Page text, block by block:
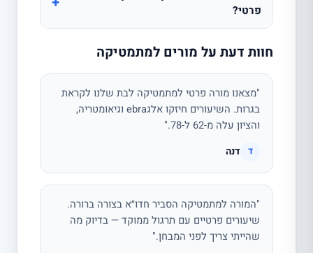
פרטי?
חוות דעת על מורים למתמטיקה
"מצאנו מורה פרטי למתמטיקה לבת שלנו לקראת
בגרות. השיעורים חיזקו אלגebra וגיאומטריה,
והציון עלה מ-62 ל-78."
ד דנה
"המורה למתמטיקה הסביר חדו״א בצורה ברורה.
שיעורים פרטיים עם תרגול ממוקד — בדיוק מה
שהייתי צריך לפני המבחן."